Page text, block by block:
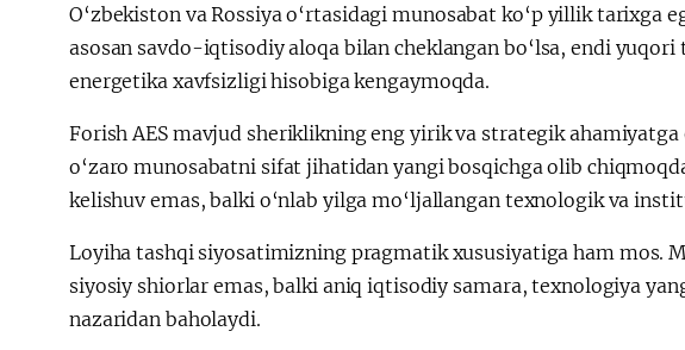
O‘zbekiston va Rossiya o‘rtasidagi munosabat ko‘p yillik tarixga
asosan savdo-iqtisodiy aloqa bilan cheklangan bo‘lsa, endi
energetika xavfsizligi hisobiga kengaymoqda.
Forish AES mavjud sheriklikning eng yirik va strategik
o‘zaro munosabatni sifat jihatidan yangi bosqichga olib
kelishuv emas, balki o‘nlab yilga mo‘ljallangan texnologik va
Loyiha tashqi siyosatimizning pragmatik xususiyatiga ham mos.
siyosiy shiorlar emas, balki aniq iqtisodiy samara, texnologiya
nazaridan baholaydi.